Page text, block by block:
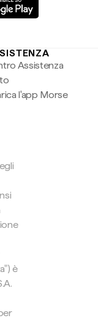
Assistenza
l'app Morse
è